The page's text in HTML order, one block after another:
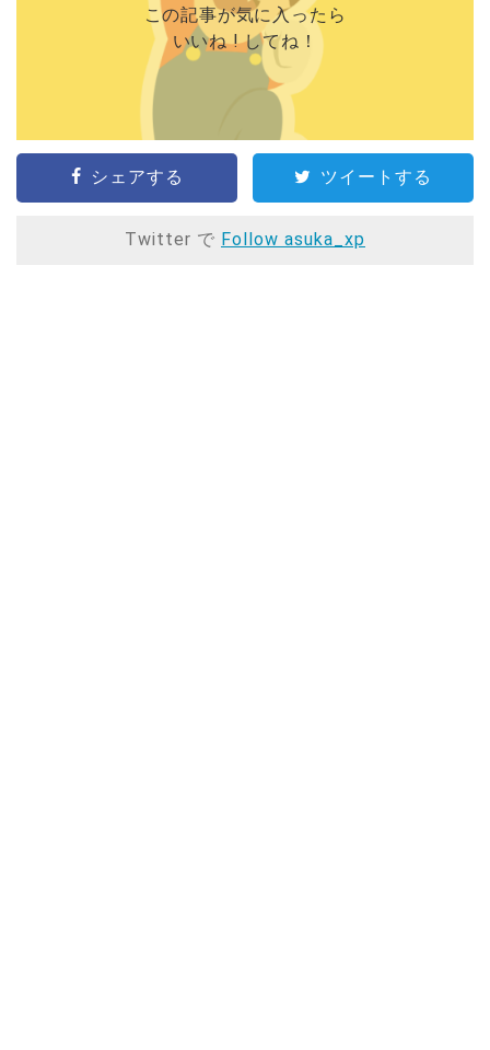
この記事が気に入ったら
いいね ! してね！
シェアする ツイートする
Twitter で Follow asuka_xp